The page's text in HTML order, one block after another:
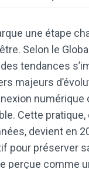
une étape
Selon le
tendances
majeurs
numérique
Cette pratique,
devient en
pour préserver
perçue comme